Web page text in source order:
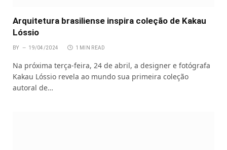
Arquitetura brasiliense inspira coleção de Kakau
Lóssio
BY 19/04/2024 1 MIN READ
Na próxima terça-feira, 24 de abril, a designer e fotógrafa
Kakau Lóssio revela ao mundo sua primeira coleção
autoral de…